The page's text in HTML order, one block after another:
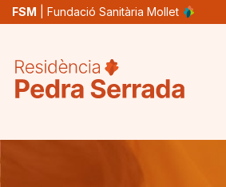
Vés
al
FSM | Fundació Sanitària Mollet